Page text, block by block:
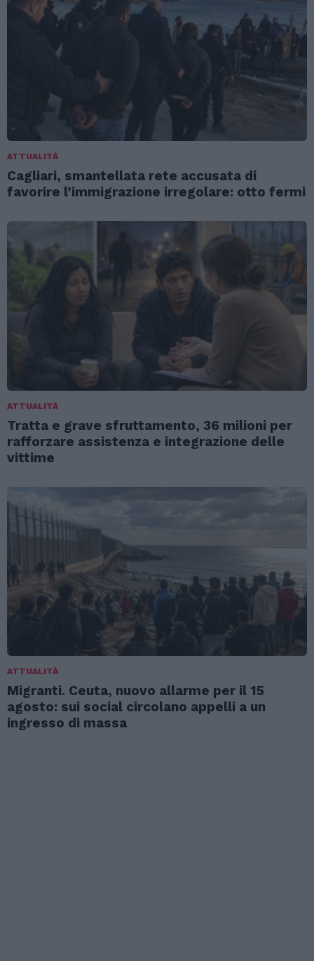
ATTUALITÀ
Cagliari, smantellata rete accusata di
favorire l’immigrazione irregolare: otto fermi
ATTUALITÀ
Tratta e grave sfruttamento, 36 milioni per
rafforzare assistenza e integrazione delle
vittime
ATTUALITÀ
Migranti. Ceuta, nuovo allarme per il 15
agosto: sui social circolano appelli a un
ingresso di massa